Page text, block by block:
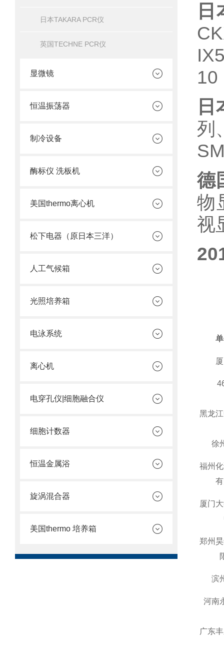
日本TAKARA PCR仪
英国TECHNE PCR仪
显微镜
恒温振荡器
制冷设备
酶标仪 洗板机
美国thermo离心机
松下电器（原日本三洋）
人工气候箱
光照培养箱
电泳系统
离心机
电穿孔仪|细胞融合仪
细胞计数器
恒温金属浴
旋涡混合器
美国thermo 培养箱
10
列
德
物
视
黑龙
徐
福州
厦门
郑州
滨
河南
广东